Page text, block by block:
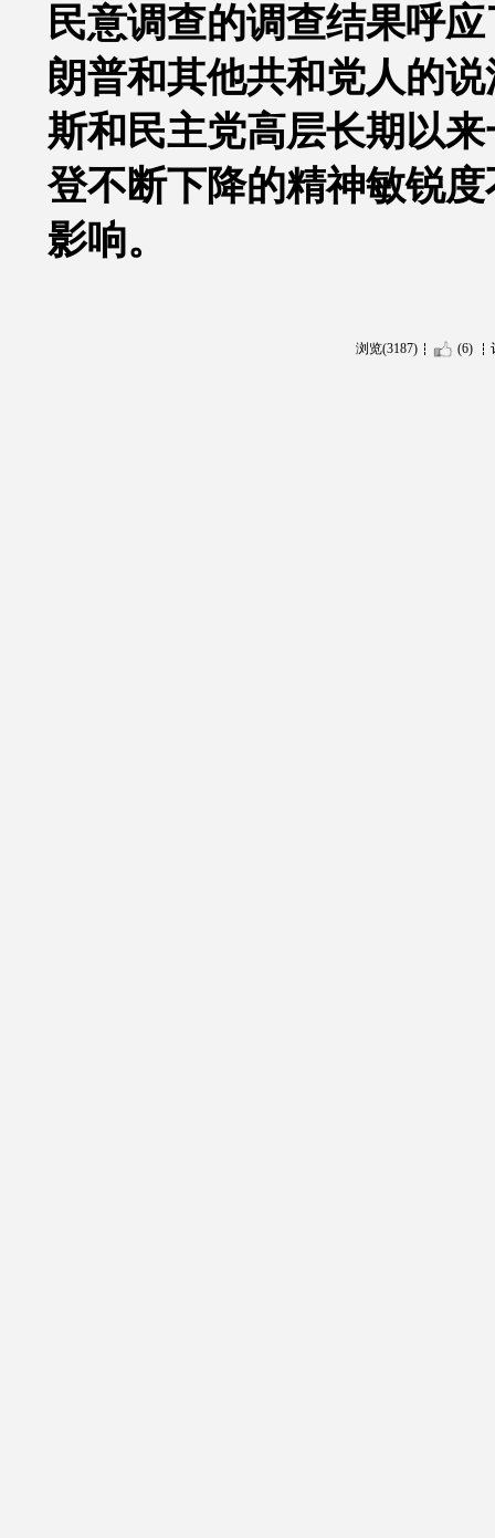
民意调查的调查结果呼
朗普和其他共和党人的
斯和民主党高层长期以
登不断下降的精神敏锐
影响。
浏览(3187) (6)